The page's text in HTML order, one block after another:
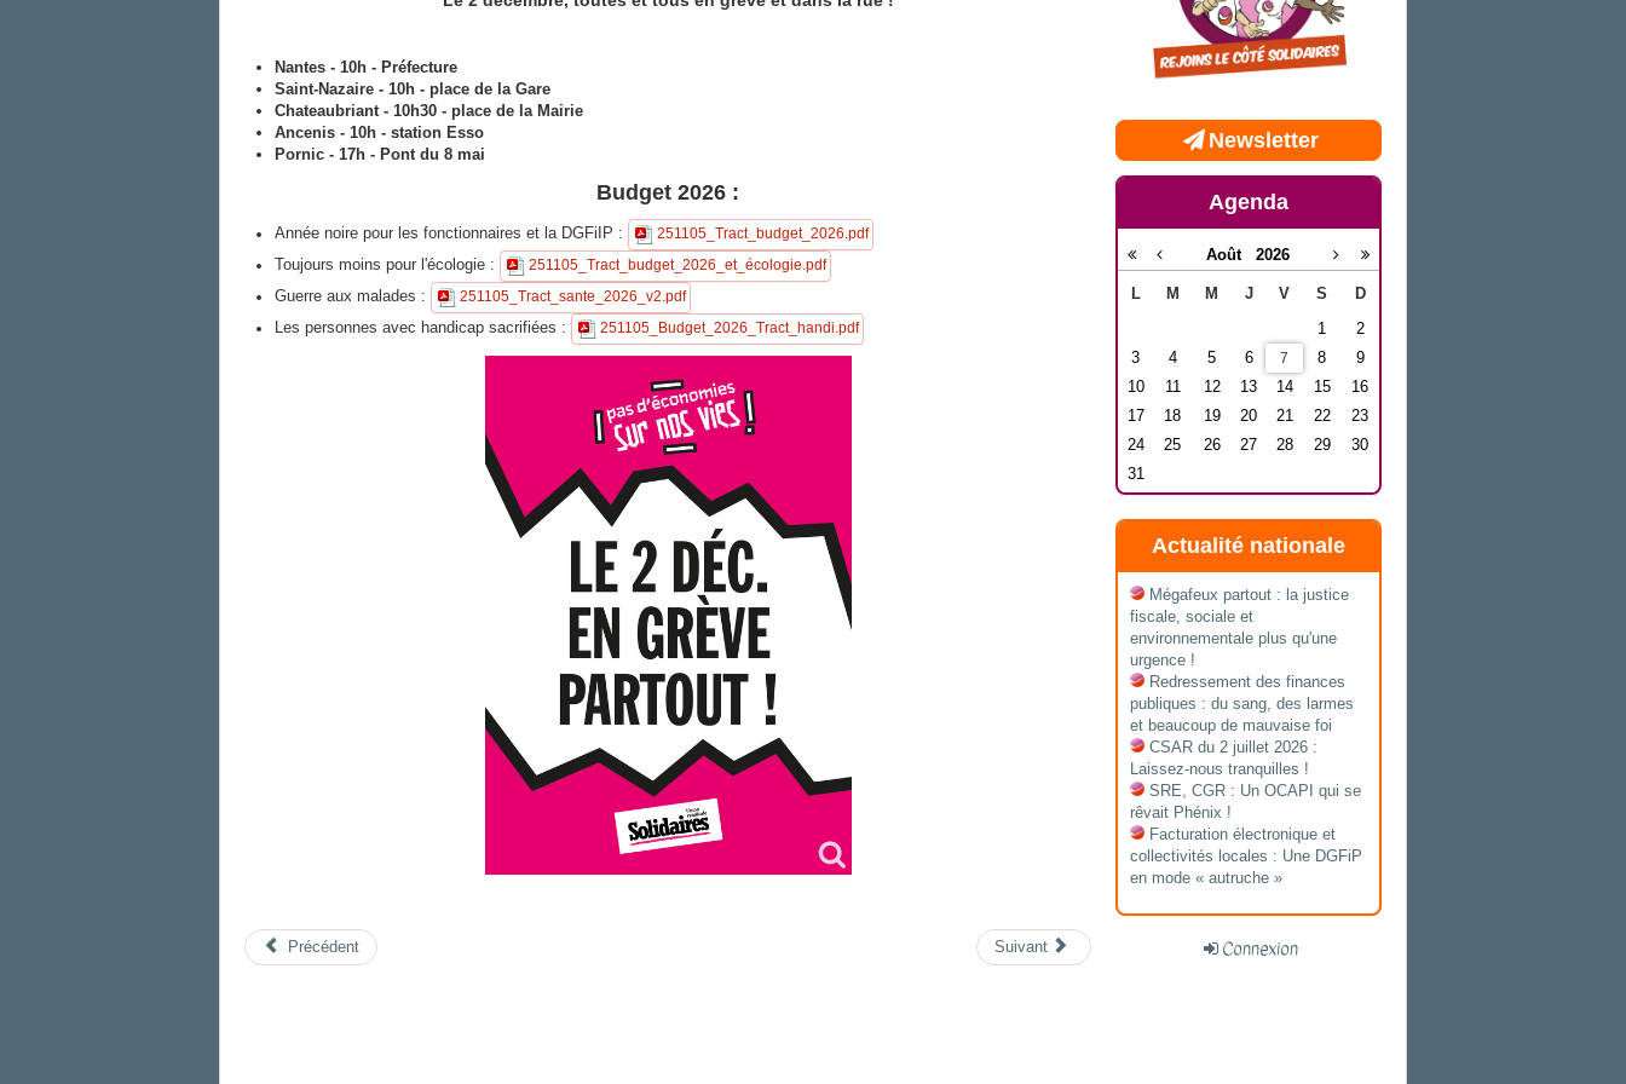
Nantes - 10h - Préfecture
Saint-Nazaire - 10h - place de la Gare
Chateaubriant - 10h30 - place de la Mairie
Ancenis - 10h - station Esso
Pornic - 17h - Pont du 8 mai
Budget 2026 :
Année noire pour les fonctionnaires et la DGFiIP : 251105_Tract_budget_2026.pdf
Toujours moins pour l'écologie : 251105_Tract_budget_2026_et_écologie.pdf
Guerre aux malades : 251105_Tract_sante_2026_v2.pdf
Les personnes avec handicap sacrifiées : 251105_Budget_2026_Tract_handi.pdf
Précédent Suivant
Newsletter
Agenda
Août 2026
L M M J V S
D
1
2
3
4 5 6 7 8
9
10
11 12 13 14 15
16
17
18 19 20 21 22
23
24
25 26 27 28 29
30
31
Actualité nationale
Mégafeux partout : la justice
fiscale, sociale et
environnementale plus qu'une
urgence !
Redressement des finances
publiques : du sang, des larmes
et beaucoup de mauvaise foi
CSAR du 2 juillet 2026 :
Laissez-nous tranquilles !
SRE, CGR : Un OCAPI qui se
rêvait Phénix !
Facturation électronique et
collectivités locales : Une DGFiP
en mode « autruche »
Connexion